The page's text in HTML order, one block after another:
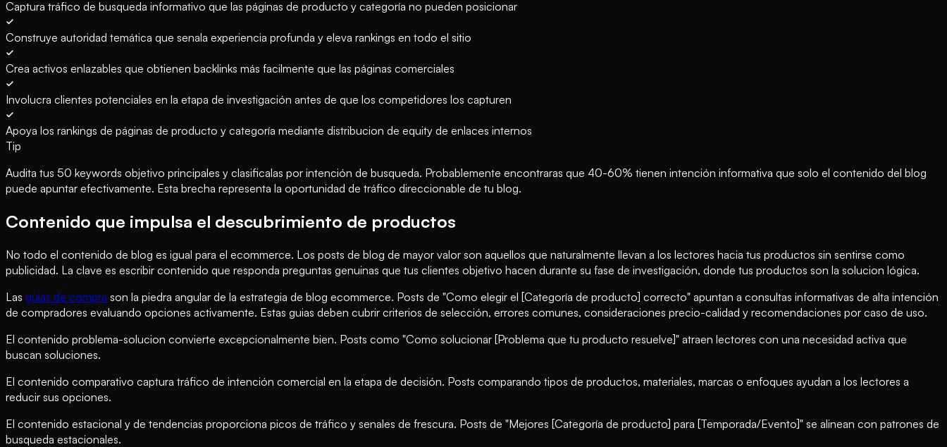
Captura tráfico de busqueda informativo que las páginas de producto y categoría no pueden posicionar
Construye autoridad temática que senala experiencia profunda y eleva rankings en todo el sitio
Crea activos enlazables que obtienen backlinks más facilmente que las páginas comerciales
Involucra clientes potenciales en la etapa de investigación antes de que los competidores los capturen
Apoya los rankings de páginas de producto y categoría mediante distribucion de equity de enlaces internos
Tip
Audita tus 50 keywords objetivo principales y clasificalas por intención de busqueda. Probablemente encontraras que 40-60% tienen intención informativa que solo el contenido del blog
puede apuntar efectivamente. Esta brecha representa la oportunidad de tráfico direccionable de tu blog.
Contenido que impulsa el descubrimiento de productos
No todo el contenido de blog es igual para el ecommerce. Los posts de blog de mayor valor son aquellos que naturalmente llevan a los lectores hacia tus productos sin sentirse como
publicidad. La clave es escribir contenido que responda preguntas genuinas que tus clientes objetivo hacen durante su fase de investigación, donde tus productos son la solucion lógica.
Las guias de compra son la piedra angular de la estrategia de blog ecommerce. Posts de "Como elegir el [Categoría de producto] correcto" apuntan a consultas informativas de alta intención
de compradores evaluando opciones activamente. Estas guias deben cubrir criterios de selección, errores comunes, consideraciones precio-calidad y recomendaciones por caso de uso.
El contenido problema-solucion convierte excepcionalmente bien. Posts como "Como solucionar [Problema que tu producto resuelve]" atraen lectores con una necesidad activa que
buscan soluciones.
El contenido comparativo captura tráfico de intención comercial en la etapa de decisión. Posts comparando tipos de productos, materiales, marcas o enfoques ayudan a los lectores a
reducir sus opciones.
El contenido estacional y de tendencias proporciona picos de tráfico y senales de frescura. Posts de "Mejores [Categoría de producto] para [Temporada/Evento]" se alinean con patrones de
busqueda estacionales.